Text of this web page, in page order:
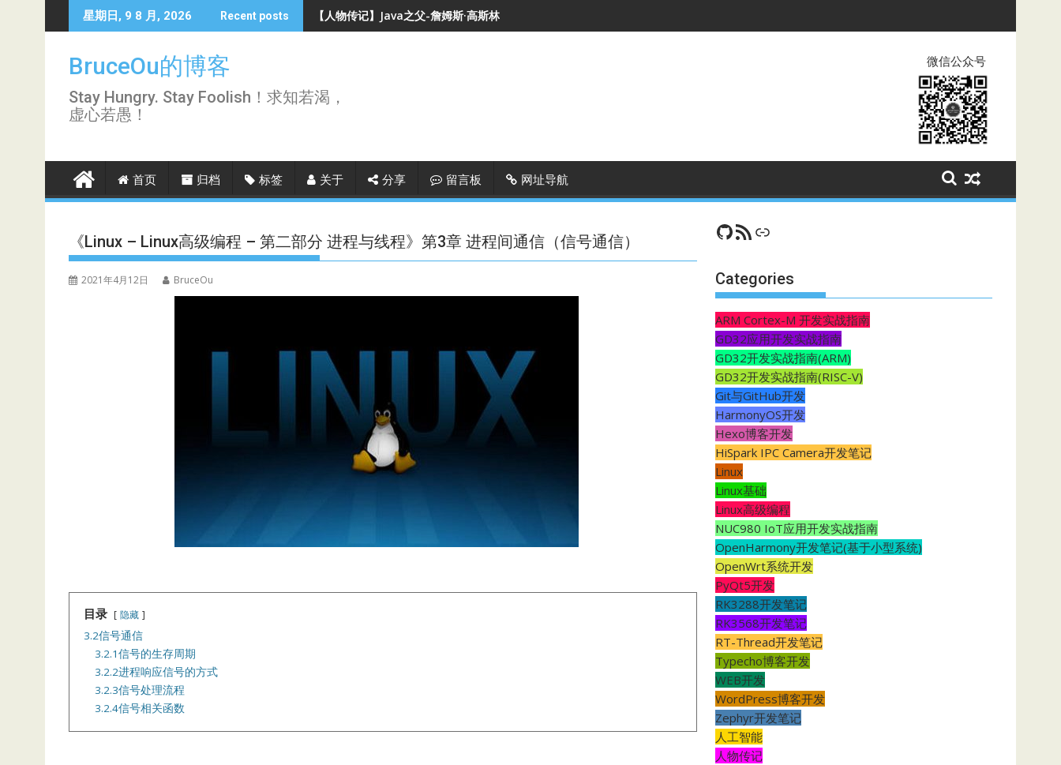
to
星期日, 9 8 月, 2026 Recent posts 【人物传记】Java之父-詹姆斯·高斯林
BruceOu的博客
Stay Hungry. Stay Foolish！求知若渴，
虚心若愚！
微信公众号
首页 归档 标签 关于 分享 留言板 网址导航
《Linux – Linux高级编程 – 第二部分 进程与线程》第3章 进程间通信（信号通信）
2021年4月12日 BruceOu
目录 隐藏
3.2信号通信
3.2.1信号的生存周期
3.2.2进程响应信号的方式
3.2.3信号处理流程
3.2.4信号相关函数
GitHub
RSS FeedCSDN
Categories
ARM Cortex-M 开发实战指南
GD32应用开发实战指南
GD32开发实战指南(ARM)
GD32开发实战指南(RISC-V)
Git与GitHub开发
HarmonyOS开发
Hexo博客开发
HiSpark IPC Camera开发笔记
Linux
Linux基础
Linux高级编程
NUC980 IoT应用开发实战指南
OpenHarmony开发笔记(基于小型系统)
OpenWrt系统开发
PyQt5开发
RK3288开发笔记
RK3568开发笔记
RT-Thread开发笔记
Typecho博客开发
WEB开发
WordPress博客开发
Zephyr开发笔记
人工智能
人物传记